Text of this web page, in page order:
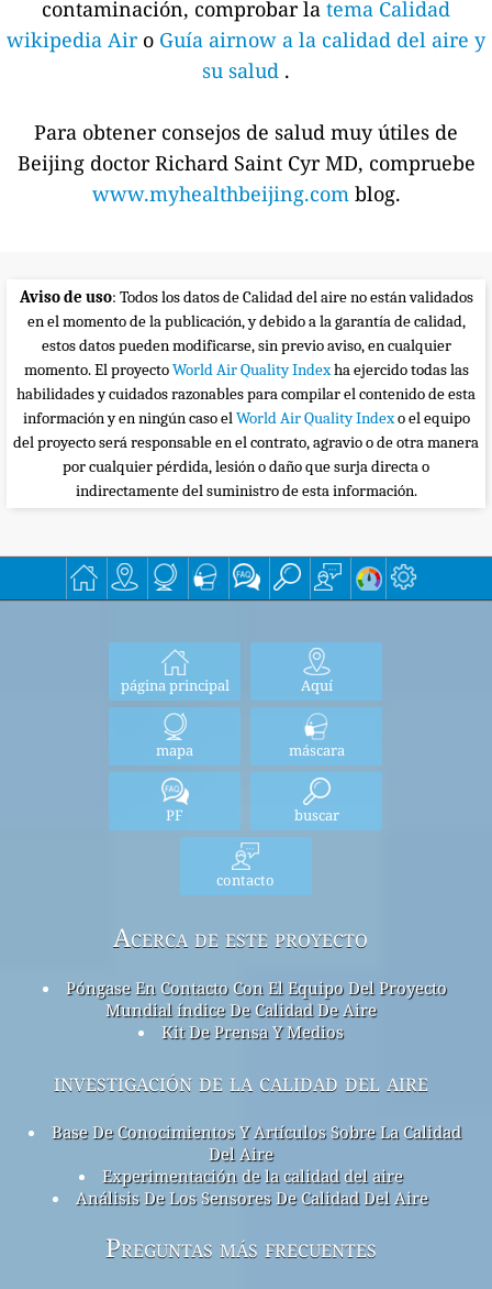
contaminación, comprobar la tema Calidad
wikipedia Air o Guía airnow a la calidad del aire y
su salud .
Para obtener consejos de salud muy útiles de
Beijing doctor Richard Saint Cyr MD, compruebe
www.myhealthbeijing.com blog.
Aviso de uso: Todos los datos de Calidad del aire no están validados
en el momento de la publicación, y debido a la garantía de calidad,
estos datos pueden modificarse, sin previo aviso, en cualquier
momento. El proyectoWorld Air Quality Indexha ejercido todas las
habilidades y cuidados razonables para compilar el contenido de esta
información y en ningún caso elWorld Air Quality Indexo el equipo
del proyecto será responsable en el contrato, agravio o de otra manera
por cualquier pérdida, lesión o daño que surja directa o
indirectamente del suministro de esta información.
página principal Aquí
mapa máscara
PF buscar
contacto
Acerca de este proyecto
Póngase En Contacto Con El Equipo Del Proyecto
Mundial índice De Calidad De Aire
Kit De Prensa Y Medios
investigación de la calidad del aire
Base De Conocimientos Y Artículos Sobre La Calidad
Del Aire
Experimentación de la calidad del aire
Análisis De Los Sensores De Calidad Del Aire
Preguntas más frecuentes